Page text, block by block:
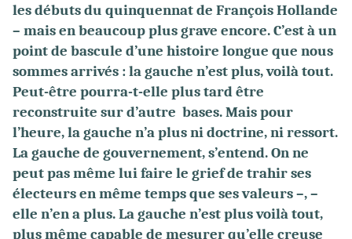
les débuts du quinquennat de François Hollande
– mais en beaucoup plus grave encore. C’est à un
point de bascule d’une histoire longue que nous
sommes arrivés : la gauche n’est plus, voilà tout.
Peut-être pourra-t-elle plus tard être
reconstruite sur d’autre bases. Mais pour
l’heure, la gauche n’a plus ni doctrine, ni ressort.
La gauche de gouvernement, s’entend. On ne
peut pas même lui faire le grief de trahir ses
électeurs en même temps que ses valeurs –, –
elle n’en a plus. La gauche n’est plus voilà tout,
plus même capable de mesurer qu’elle creuse